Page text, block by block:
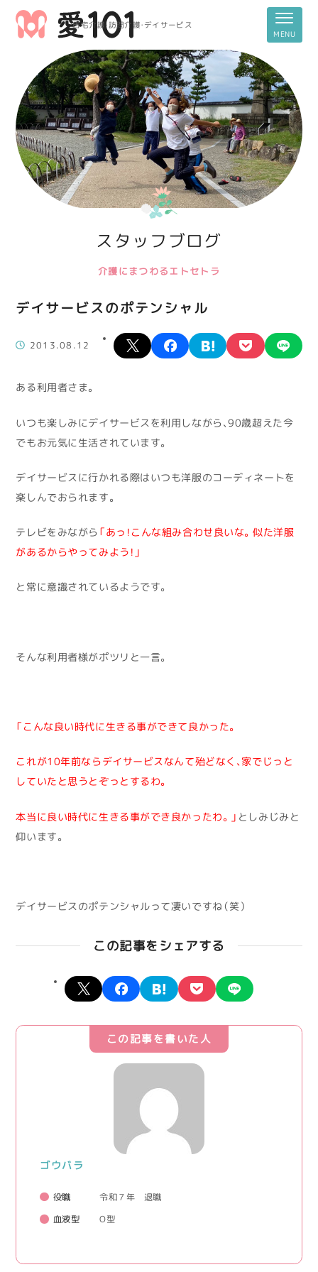
居宅介護・訪問介護・デイサービス
スタッフブログ
介護にまつわるエトセトラ
デイサービスのポテンシャル
2013.08.12
X facebookhatena pocket
ある利用者さま。
いつも楽しみにデイサービスを利用しながら、90歳超えた今
でもお元気に生活されています。
デイサービスに行かれる際はいつも洋服のコーディネートを
楽しんでおられます。
テレビをみながら
「あっ！こんな組み合わせ良いな。似た洋服
があるからやってみよう！」
と常に意識されているようです。
そんな利用者様がポツリと一言。
「こんな良い時代に生きる事ができて良かった。
これが10年前ならデイサービスなんて殆どなく、家でじっと
していたと思うとぞっとするわ。
本当に良い時代に生きる事ができ良かったわ。」 としみじみと
仰います。
デイサービスのポテンシャルって凄いですね（笑）
この記事をシェアする
X facebookhatena pocket
この記事を書いた人
ゴウバラ
役職 令和７年 退職
血液型 O型